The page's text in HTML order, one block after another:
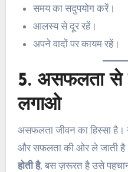
समय का सदुपयोग करें।
आलस्य से दूर रहें।
अपने वादों पर कायम रहें।
5. असफलता से
लगाओ
असफलता जीवन का हिस्सा है।
और सफलता की ओर ले जाती
होती है, बस ज़रूरत है उसे